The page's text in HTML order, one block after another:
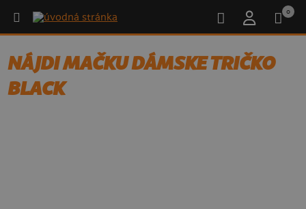
0
NÁJDI MAČKU DÁMSKE TRIČKO
BLACK